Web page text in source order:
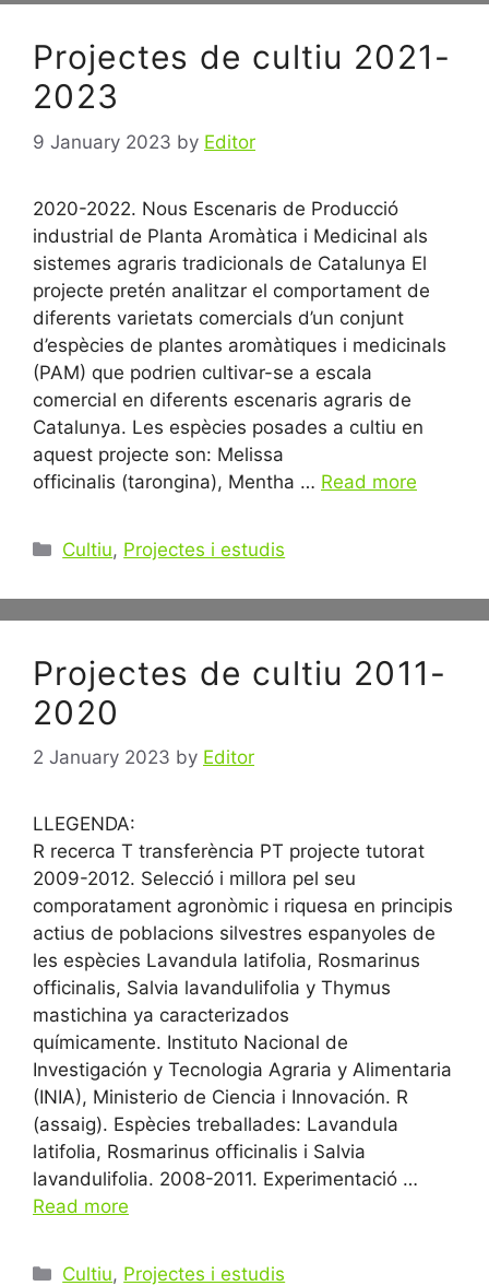
Projectes de cultiu 2021-
2023
9 January 2023 by Editor
2020-2022. Nous Escenaris de Producció
industrial de Planta Aromàtica i Medicinal als
sistemes agraris tradicionals de Catalunya El
projecte pretén analitzar el comportament de
diferents varietats comercials d’un conjunt
d’espècies de plantes aromàtiques i medicinals
(PAM) que podrien cultivar-se a escala
comercial en diferents escenaris agraris de
Catalunya. Les espècies posades a cultiu en
aquest projecte son: Melissa
officinalis (tarongina), Mentha … Read more
Categories
Cultiu, Projectes i estudis
Projectes de cultiu 2011-
2020
2 January 2023 by Editor
LLEGENDA:
R recerca T transferència PT projecte tutorat
2009-2012. Selecció i millora pel seu
comporatament agronòmic i riquesa en principis
actius de poblacions silvestres espanyoles de
les espècies Lavandula latifolia, Rosmarinus
officinalis, Salvia lavandulifolia y Thymus
mastichina ya caracterizados
químicamente. Instituto Nacional de
Investigación y Tecnologia Agraria y Alimentaria
(INIA), Ministerio de Ciencia i Innovación. R
(assaig). Espècies treballades: Lavandula
latifolia, Rosmarinus officinalis i Salvia
lavandulifolia. 2008-2011. Experimentació …
Read more
Categories
Cultiu, Projectes i estudis